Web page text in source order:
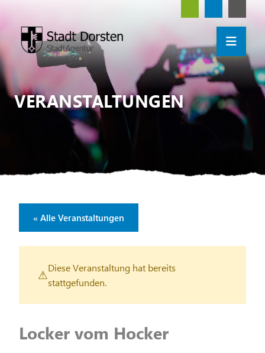
VERANSTALTUNGEN
« Alle Veranstaltungen
Diese Veranstaltung hat bereits
stattgefunden.
Locker vom Hocker